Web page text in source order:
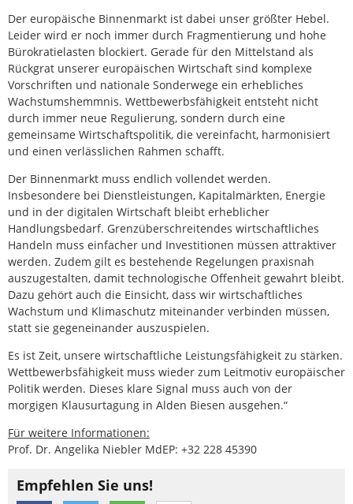
Der europäische Binnenmarkt ist dabei unser größter Hebel.
Leider wird er noch immer durch Fragmentierung und hohe
Bürokratielasten blockiert. Gerade für den Mittelstand als
Rückgrat unserer europäischen Wirtschaft sind komplexe
Vorschriften und nationale Sonderwege ein erhebliches
Wachstumshemmnis. Wettbewerbsfähigkeit entsteht nicht
durch immer neue Regulierung, sondern durch eine
gemeinsame Wirtschaftspolitik, die vereinfacht, harmonisiert
und einen verlässlichen Rahmen schafft.
Der Binnenmarkt muss endlich vollendet werden.
Insbesondere bei Dienstleistungen, Kapitalmärkten, Energie
und in der digitalen Wirtschaft bleibt erheblicher
Handlungsbedarf. Grenzüberschreitendes wirtschaftliches
Handeln muss einfacher und Investitionen müssen attraktiver
werden. Zudem gilt es bestehende Regelungen praxisnah
auszugestalten, damit technologische Offenheit gewahrt bleibt.
Dazu gehört auch die Einsicht, dass wir wirtschaftliches
Wachstum und Klimaschutz miteinander verbinden müssen,
statt sie gegeneinander auszuspielen.
Es ist Zeit, unsere wirtschaftliche Leistungsfähigkeit zu stärken.
Wettbewerbsfähigkeit muss wieder zum Leitmotiv europäischer
Politik werden. Dieses klare Signal muss auch von der
morgigen Klausurtagung in Alden Biesen ausgehen.“
Für weitere Informationen:
Prof. Dr. Angelika Niebler MdEP: +32 228 45390
Empfehlen Sie uns!